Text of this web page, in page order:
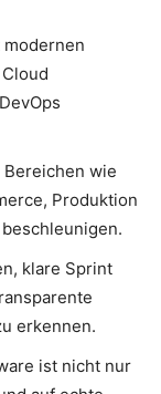
wie
Produktion
klare Sprint
erkennen.
ist nicht nur